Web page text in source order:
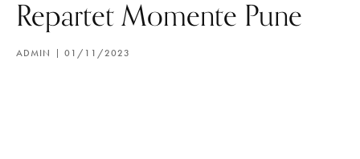
Repartet Momente Pune
ADMIN 01/11/2023